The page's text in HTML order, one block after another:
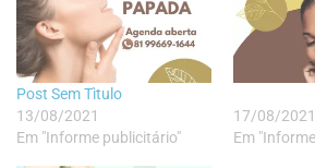
Post Sem Tìtulo
13/08/2021
Em "Informe publicitário"
17/08/2021
Em